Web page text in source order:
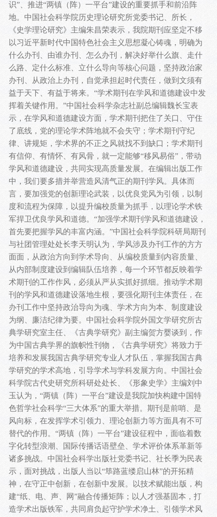
识”、推进“两镇（阵）一平台”建设的重要抓手和前沿阵
地。中国社会科学院历史理论研究所党委书记、所长，
《史学理论研究》主编朱昌荣表示，我院期刊应坚定不移
以习近平新时代中国特色社会主义思想凝心铸魂，明确为
什么办刊、由谁办刊、怎么办刊，解决好举什么旗、走什
么路、定什么标准、立什么导向等核心问题，坚持政治家
办刊、从政治上办刊，自觉承担起时代责任，做到文须有
益于天下、有益于将来。“学术期刊在学风和道德建设中发
挥着关键作用。”中国社会科学杂志社副总编辑魏长宝表
示，在学风和道德建设方面，学术期刊把住了关口、守住
了底线，党的理论学术阵地就不会失守；学术期刊守纪
律、讲规矩，学术界的不正之风就找不到缺口；学术期刊
有信仰、有情怀、有风骨，就一定能够“移风易俗”，带动
学风和道德建设，共同实现高质量发展。在编辑出版工作
中，我们要多措并举营造风清气正的期刊学风。具体而
言，要加强党的创新理论武装，以优良党风为引领，以制
度和流程为保障，以提升编校质量为抓手，以理论学术铁
军捍卫优良学风和道德。“加强学术期刊学风和道德建设，
首先要把握学风的丰富内涵。”中国社会科学院科研局期刊
与社团管理处处长李天明认为，学风涉及办刊工作的方方
面面，从政治方向到学术导向、从编校质量到内容质量、
从内部制度建设到编辑队伍培养，每一个环节都反映着学
术期刊的工作作风，必须从严从实抓好抓细。推动学术期
刊的学风和道德建设落地生根，要强化期刊主体责任，在
办刊工作中坚持政治导向为魂、学术方向为本、制度建设
为纲、廉洁纪律为要。中国社会科学院外国文学研究所古
典学研究室主任、《古典学研究》副主编贺方婴谈到，作
为中国古典学界的旗帜性刊物，《古典学研究》将致力于
培养和发展我国古典学研究专业人才队伍，掌握我国古典
学研究的学术高地，引导学术与学科发展方向。中国社会
科学院古代史研究所科研处处长、《形象史学》主编刘中
玉认为，“两镇（阵）一平台”建设是我院加快构建中国特
色哲学社会科学“三大体系”的重大举措。期刊是前哨、是
风向标，在发挥学术引领力、理论创新力等方面具有不可
替代的作用。“两镇（阵）一平台”建设征程中，面临着数
字化转型浪潮、国际传播话语壁垒、学术评价体系革新等
诸多挑战。中国社会科学出版社党委书记、社长季为民表
示，面对挑战，出版人当以“筚路蓝缕启山林”的开拓精
神，在守正中创新，在创新中发展。以技术赋能出版，构
建“纸、电、声、网”融合传播矩阵；以人才强基固本，打
造学术出版铁军，共同肩负起守护学术净土、引领学术风